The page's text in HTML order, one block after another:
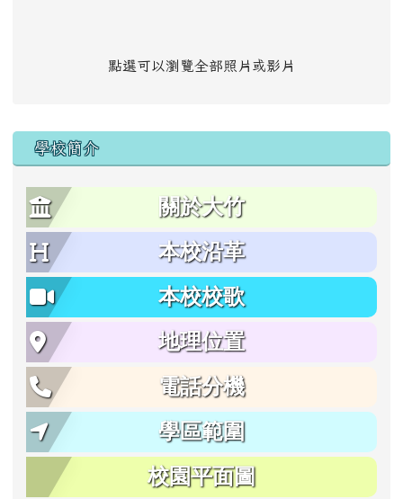
點選可以瀏覽全部照片或影片
學校簡介
關於大竹
本校沿革
本校校歌
地理位置
電話分機
學區範圍
校園平面圖